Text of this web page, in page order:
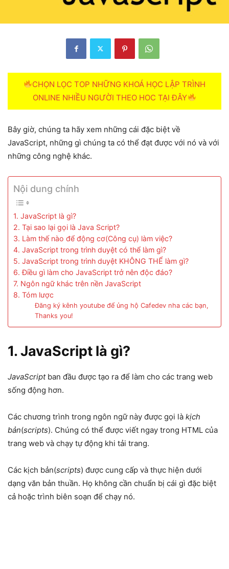
CHỌN LỌC TOP NHỮNG KHOÁ HỌC LẬP TRÌNH
ONLINE NHIỀU NGƯỜI THEO HOC TẠI ĐÂY
Bây giờ, chúng ta hãy xem những cái đặc biệt về
JavaScript, những gì chúng ta có thể đạt được với nó và với
những công nghệ khác.
Nội dung chính
1. JavaScript là gì?
2. Tại sao lại gọi là Java Script?
3. Làm thế nào để động cơ(Công cụ) làm việc?
4. JavaScript trong trình duyệt có thể làm gì?
5. JavaScript trong trình duyệt KHÔNG THỂ làm gì?
6. Điều gì làm cho JavaScript trở nên độc đáo?
7. Ngôn ngữ khác trên nền JavaScript
8. Tóm lược
Đăng ký kênh youtube để ủng hộ Cafedev nha các bạn,
Thanks you!
1.JavaScript là gì?
JavaScriptban đầu được tạo ra để làm cho các trang web
sống động hơn.
Các chương trình trong ngôn ngữ này được gọi là kịch
bản(scripts). Chúng có thể được viết ngay trong HTML của
trang web và chạy tự động khi tải trang.
Các kịch bản(scripts) được cung cấp và thực hiện dưới
dạng văn bản thuần. Họ không cần chuẩn bị cái gì đặc biệt
cả hoặc trình biên soạn để chạy nó.